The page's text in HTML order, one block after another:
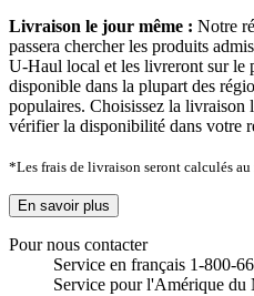
Livraison le jour même : Notre
passera chercher les produits
U-Haul local et les livreront sur le
disponible dans la plupart des
populaires. Choisissez la livraison
vérifier la disponibilité dans votre
*Les frais de livraison seront calculés
En savoir plus
Pour nous contacter
Service en français 1-800-
Service pour l'Amérique